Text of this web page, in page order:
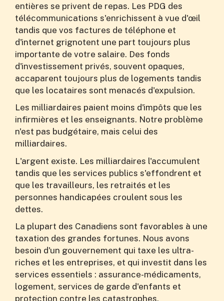
entières se privent de repas. Les PDG des
télécommunications s'enrichissent à vue d'œil
tandis que vos factures de téléphone et
d'internet grignotent une part toujours plus
importante de votre salaire. Des fonds
d'investissement privés, souvent opaques,
accaparent toujours plus de logements tandis
que les locataires sont menacés d'expulsion.
Les milliardaires paient moins d'impôts que les
infirmières et les enseignants. Notre problème
n'est pas budgétaire, mais celui des
milliardaires.
L'argent existe. Les milliardaires l'accumulent
tandis que les services publics s'effondrent et
que les travailleurs, les retraités et les
personnes handicapées croulent sous les
dettes.
La plupart des Canadiens sont favorables à une
taxation des grandes fortunes. Nous avons
besoin d'un gouvernement qui taxe les ultra-
riches et les entreprises, et qui investit dans les
services essentiels : assurance-médicaments,
logement, services de garde d'enfants et
protection contre les catastrophes.